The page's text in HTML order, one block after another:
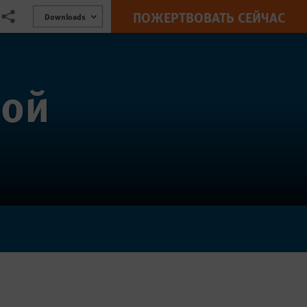
Bluesky
Share this via Поделиться
Downloads ПОЖЕРТВОВАТЬ СЕЙЧАС